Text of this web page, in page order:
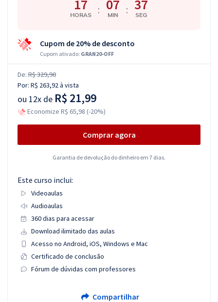
17
HORAS : 07
MIN : 36
SEG
Cupom de 20% de desconto
Cupom ativado: GRAN20-OFF
De: R$ 329,90
Por: R$ 263,92à vista
ou 12x de R$ 21,99
Economize R$ 65,98 (-20%)
Comprar agora
Garantia de devolução do dinheiro em 7 dias.
Este curso inclui:
Videoaulas
Audioaulas
360 dias para acessar
Download ilimitado das aulas
Acesso no Android, iOS, Windows e Mac
Certificado de conclusão
Fórum de dúvidas com professores
Compartilhar